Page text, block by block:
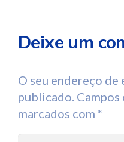
Deixe um
O seu endereço de
publicado.
marcados com *